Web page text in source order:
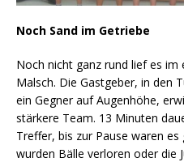
Noch Sand im Getriebe
Noch nicht ganz rund lief es im
Malsch. Die Gastgeber, in den
ein Gegner auf Augenhöhe,
stärkere Team. 13 Minuten
Treffer, bis zur Pause waren
wurden Bälle verloren oder die